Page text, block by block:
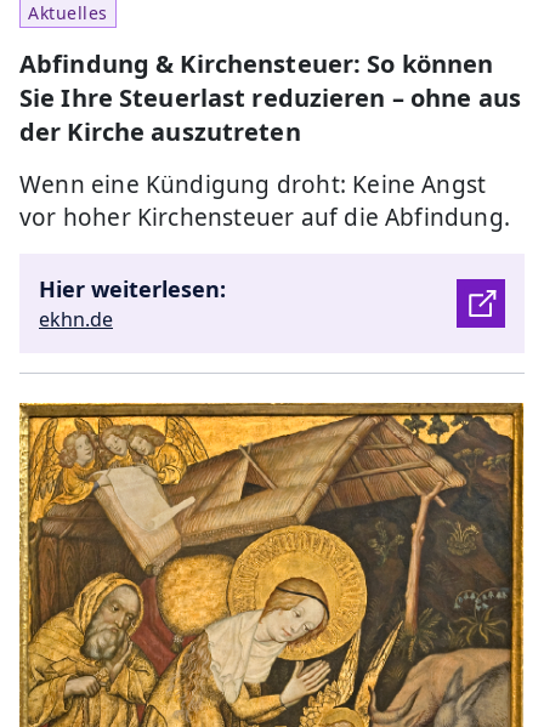
Aktuelles
Abfindung & Kirchensteuer: So können
Sie Ihre Steuerlast reduzieren – ohne aus
der Kirche auszutreten
Wenn eine Kündigung droht: Keine Angst
vor hoher Kirchensteuer auf die Abfindung.
Hier weiterlesen:
ekhn.de